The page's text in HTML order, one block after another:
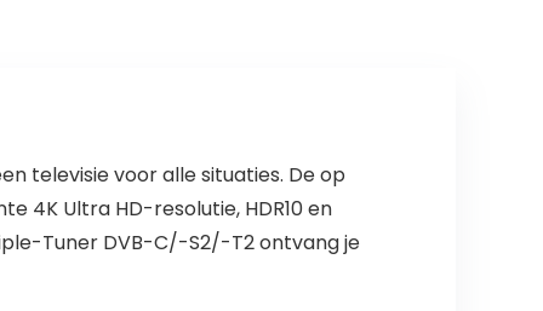
televisie voor alle situaties. De op
4K Ultra HD-resolutie, HDR10 en
Tuner DVB-C/-S2/-T2 ontvang je